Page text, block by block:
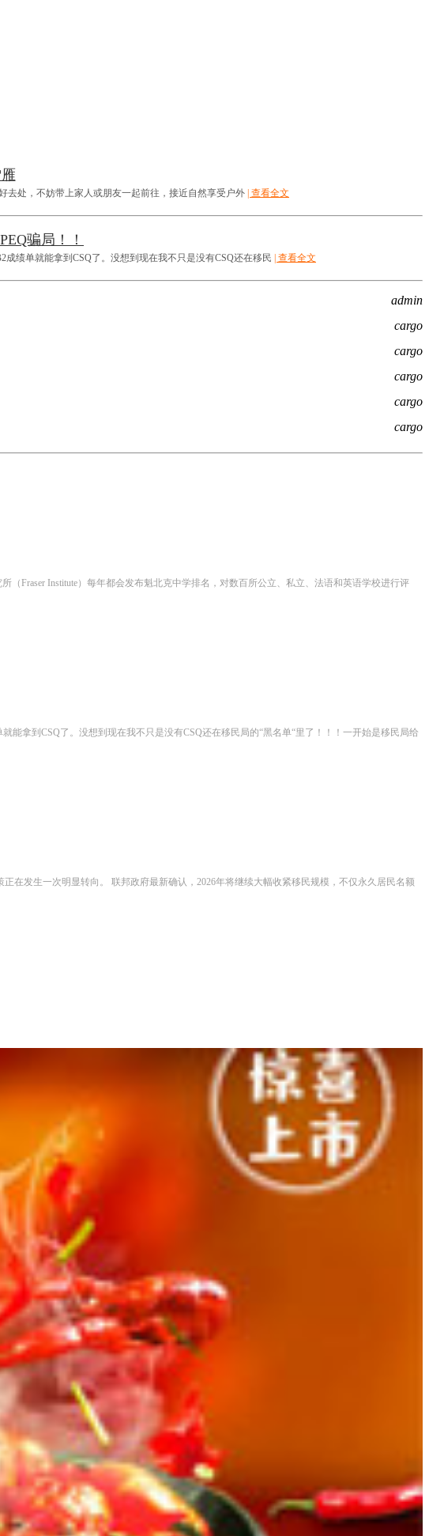
去处，不妨带上家人或朋友一起前往，接近自然享受户外 | 查看全文
骗局！！
绩单就能拿到CSQ了。没想到现在我不只是没有CSQ还在移民 | 查看全文
admin
cargo
cargo
cargo
cargo
cargo
Fraser Institute）每年都会发布魁北克中学排名，对数百所公立、私立、法语和英语学校进行评
能拿到CSQ了。没想到现在我不只是没有CSQ还在移民局的“黑名单“里了！！！一开始是移民局给
在发生一次明显转向。 联邦政府最新确认，2026年将继续大幅收紧移民规模，不仅永久居民名额